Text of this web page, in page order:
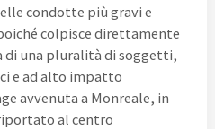
condotte più gravi e
colpisce direttamente
di una pluralità di soggetti,
e ad alto impatto
avvenuta a Monreale, in
al centro